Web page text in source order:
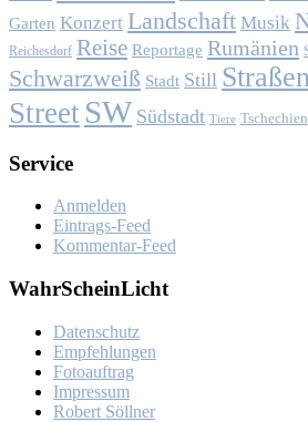
Garten Konzert Landschaft Musik
Reichesdorf Reise Reportage Rumänien
Schwarzweiß Stadt Still
Street SW Südstadt Tiere Tschechien
Ser­vice
Anmelden
Eintrags-Feed
Kommentar-Feed
Wahr­Schein­Licht
Da­ten­schutz
Emp­feh­lun­gen
Fo­to­auf­trag
Im­pres­sum
Ro­bert Söll­ner